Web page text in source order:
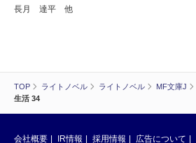
TOP ライトノベル ライトノベル MF文庫J
生活 34
長月 達平 他
会社概要 IR情報 採用情報 広告について